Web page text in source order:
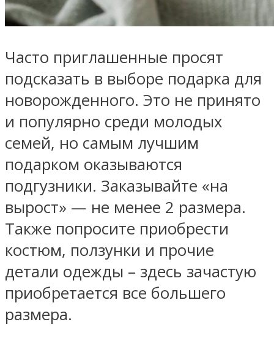
Часто приглашенные просят
подсказать в выборе подарка для
новорожденного. Это не принято
и популярно среди молодых
семей, но самым лучшим
подарком оказываются
подгузники. Заказывайте «на
вырост» — не менее 2 размера.
Также попросите приобрести
костюм, ползунки и прочие
детали одежды – здесь зачастую
приобретается все большего
размера.